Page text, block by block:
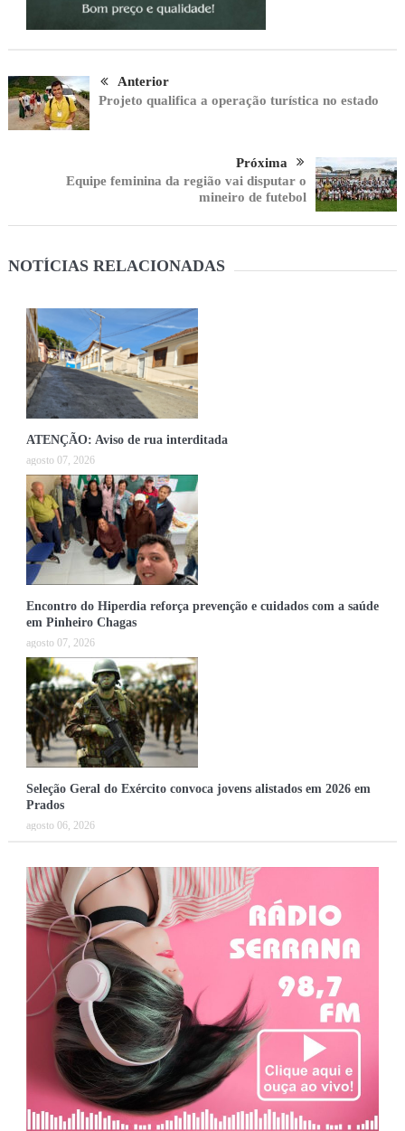
Anterior
Projeto qualifica a operação turística no estado
Próxima
Equipe feminina da região vai disputar o
mineiro de futebol
NOTÍCIAS RELACIONADAS
ATENÇÃO: Aviso de rua interditada
agosto 07, 2026
Encontro do Hiperdia reforça prevenção e cuidados com a saúde
em Pinheiro Chagas
agosto 07, 2026
Seleção Geral do Exército convoca jovens alistados em 2026 em
Prados
agosto 06, 2026